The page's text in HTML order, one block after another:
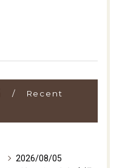
Recent
2026/08/05